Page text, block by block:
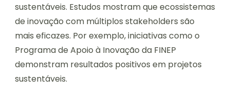
sustentáveis. Estudos mostram que ecossistemas
de inovação com múltiplos stakeholders são
mais eficazes. Por exemplo, iniciativas como o
Programa de Apoio à Inovação da FINEP
demonstram resultados positivos em projetos
sustentáveis.